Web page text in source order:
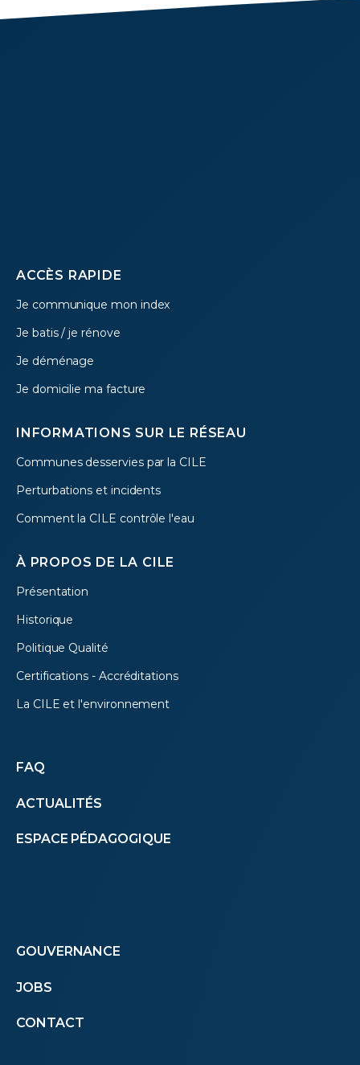
Footer
menu
ACCÈS RAPIDE
Je communique mon index
Je batis / je rénove
Je déménage
Je domicilie ma facture
INFORMATIONS SUR LE RÉSEAU
Communes desservies par la CILE
Perturbations et incidents
Comment la CILE contrôle l'eau
À PROPOS DE LA CILE
Présentation
Historique
Politique Qualité
Certifications - Accréditations
La CILE et l'environnement
Autres
menus
FAQ
ACTUALITÉS
ESPACE PÉDAGOGIQUE
Footer
menu
GOUVERNANCE
JOBS
CONTACT